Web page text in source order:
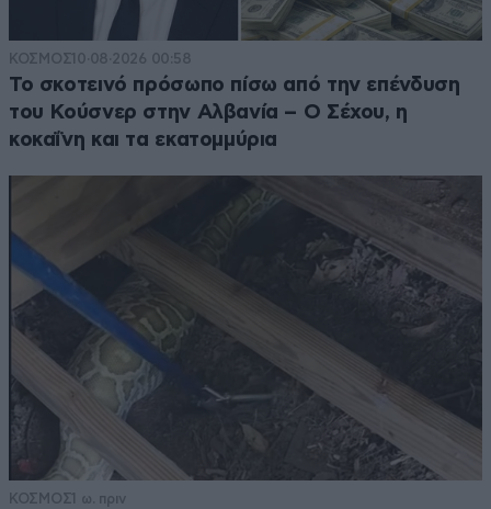
ΚΟΣΜΟΣ10·08·2026 00:58
Το σκοτεινό πρόσωπο πίσω από την επένδυση
του Κούσνερ στην Αλβανία – Ο Σέχου, η
κοκαΐνη και τα εκατομμύρια
ΚΟΣΜΟΣ1 ω. πριν